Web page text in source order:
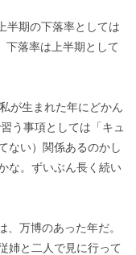
半期の下落率としては
下落率は上半期として
が生まれた年にどかん
う事項としては「キュ
ない）関係あるのかし
な。ずいぶん長く続い
万博のあった年だ。
姉と二人で見に行って